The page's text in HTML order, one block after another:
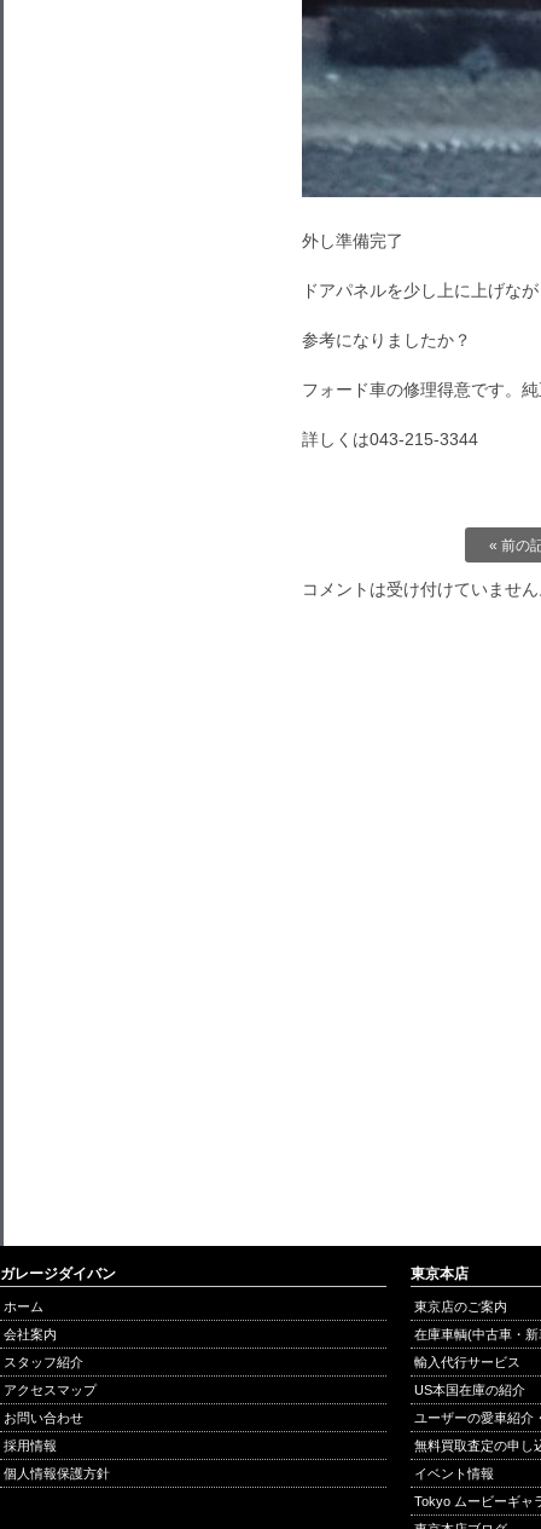
外し準備完了
ドアパネルを少し上に上げな
参考になりましたか？
フォード車の修理得意です。
詳しくは043-215-3344
« 前の
コメントは受け付けていませ
ガレージダイバン
ホーム
会社案内
スタッフ紹介
アクセスマップ
お問い合わせ
採用情報
個人情報保護方針
東京本店
東京店のご案内
在庫車輌(中古車・
輸入代行サービス
US本国在庫の紹介
ユーザーの愛車紹介
無料買取査定の申し
イベント情報
Tokyo ムービーギャ